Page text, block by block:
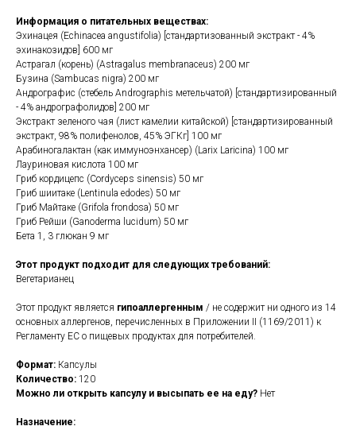
Информация о питательных веществах:
Эхинацея (Echinacea angustifolia) [стандартизованный экстракт - 4%
эхинакозидов] 600 мг
Астрагал (корень) (Astragalus membranaceus) 200 мг
Бузина (Sambucas nigra) 200 мг
Андрографис (стебель Andrographis метельчатой) [стандартизированный
- 4% андрографолидов] 200 мг
Экстракт зеленого чая (лист камелии китайской) [стандартизированный
экстракт, 98% полифенолов, 45% ЭГКг] 100 мг
Арабиногалактан (как иммуноэнхансер) (Larix Laricina) 100 мг
Лауриновая кислота 100 мг
Гриб кордицепс (Cordyceps sinensis) 50 мг
Гриб шиитаке (Lentinula edodes) 50 мг
Гриб Майтаке (Grifola frondosa) 50 мг
Гриб Рейши (Ganoderma lucidum) 50 мг
Бета 1, 3 глюкан 9 мг
Этот продукт подходит для следующих требований:
Вегетарианец
Этот продукт является гипоаллергенным / не содержит ни одного из 14
основных аллергенов, перечисленных в Приложении II (1169/2011) к
Регламенту ЕС о пищевых продуктах для потребителей.
Формат: Капсулы
Количество: 120
Можно ли открыть капсулу и высыпать ее на еду? Нет
Назначение: